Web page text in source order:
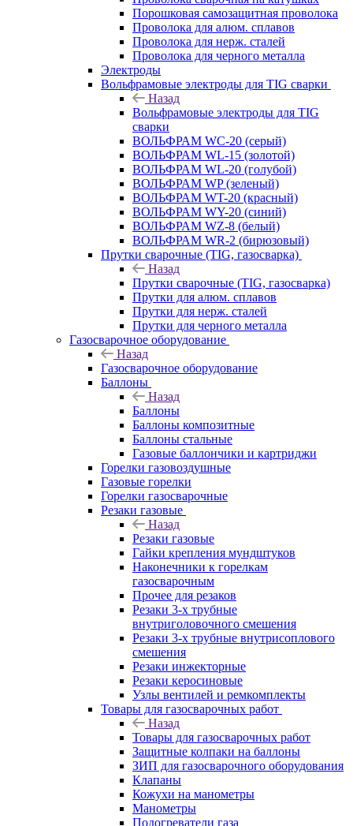
Порошковая самозащитная проволока
Проволока для алюм. сплавов
Проволока для нерж. сталей
Проволока для черного металла
Электроды
Вольфрамовые электроды для TIG сварки
Назад
Вольфрамовые электроды для TIG
сварки
ВОЛЬФРАМ WC-20 (серый)
ВОЛЬФРАМ WL-15 (золотой)
ВОЛЬФРАМ WL-20 (голубой)
ВОЛЬФРАМ WP (зеленый)
ВОЛЬФРАМ WT-20 (красный)
ВОЛЬФРАМ WY-20 (синий)
ВОЛЬФРАМ WZ-8 (белый)
ВОЛЬФРАМ WR-2 (бирюзовый)
Прутки сварочные (TIG, газосварка)
Назад
Прутки сварочные (TIG, газосварка)
Прутки для алюм. сплавов
Прутки для нерж. сталей
Прутки для черного металла
Газосварочное оборудование
Назад
Газосварочное оборудование
Баллоны
Назад
Баллоны
Баллоны композитные
Баллоны стальные
Газовые баллончики и картриджи
Горелки газовоздушные
Газовые горелки
Горелки газосварочные
Резаки газовые
Назад
Резаки газовые
Гайки крепления мундштуков
Наконечники к горелкам
газосварочным
Прочее для резаков
Резаки 3-х трубные
внутриголовочного смешения
Резаки 3-х трубные внутрисоплового
смешения
Резаки инжекторные
Резаки керосиновые
Узлы вентилей и ремкомплекты
Товары для газосварочных работ
Назад
Товары для газосварочных работ
Защитные колпаки на баллоны
ЗИП для газосварочного оборудования
Клапаны
Кожухи на манометры
Манометры
Подогреватели газа